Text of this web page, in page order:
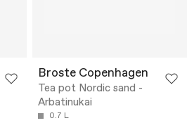
Broste Copenhagen
Tea pot Nordic sand -
Arbatinukai
0.7 L